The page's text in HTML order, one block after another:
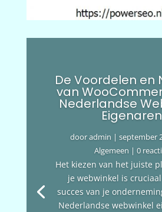
De Voordelen en
van
Nederlandse
Eigenaren
dooradmin |september
Algemeen | 0
Het kiezen van het juiste
je webwinkel is
succes van je
Nederlandse webwinkel